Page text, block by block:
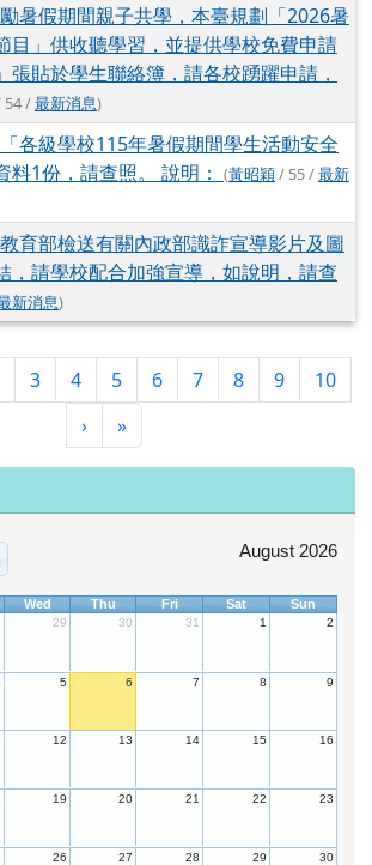
暑假期間親子共學，本臺規劃「2026暑
目」供收聽學習，並提供學校免費申請
張貼於學生聯絡簿，請各校踴躍申請，
54 /最新消息)
各級學校115年暑假期間學生活動安全
料1份，請查照。 說明：
(黃昭穎/ 55 /最新
育部檢送有關內政部識詐宣導影片及圖
，請學校配合加強宣導，如說明，請查
新消息)
頁次)
3 4 5 6 7 8 9
10
›下一頁
»最後頁
August 2026
Wed Thu Fri Sat Sun
29 30 31 1 2
5 6 7 8 9
12 13 14 15 16
19 20 21 22 23
26 27 28 29 30